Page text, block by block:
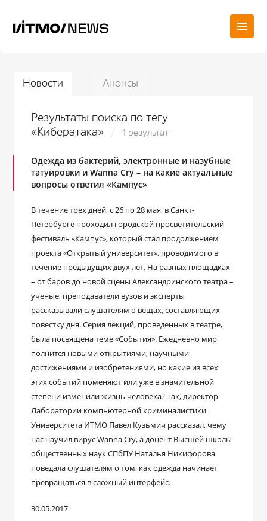
Новости Анонсы
Результаты поиска по тегу
«Кибератака»
1 результат
Одежда из бактерий, электронные и назубные
татуировки и Wanna Cry – на какие актуальные
вопросы ответил «Кампус»
В течение трех дней, с 26 по 28 мая, в Санкт-
Петербурге проходил городской просветительский
фестиваль «Кампус», который стал продолжением
проекта «Открытый университет», проводимого в
течение предыдущих двух лет. На разных площадках
– от баров до новой сцены Александринского театра –
ученые, преподаватели вузов и эксперты
рассказывали слушателям о вещах, составляющих
повестку дня. Серия лекций, проведенных в театре,
была посвящена теме «События». Ежедневно мир
полнится новыми открытиями, научными
достижениями и изобретениями, но какие из всех
этих событий поменяют или уже в значительной
степени изменили жизнь человека? Так, директор
Лаборатории компьютерной криминалистики
Университета ИТМО Павел Кузьмич рассказал, чему
нас научил вирус Wanna Cry, а доцент Высшей школы
общественных наук СПбПУ Наталья Никифорова
поведала слушателям о том, как одежда начинает
превращаться в сложный интерфейс.
30.05.2017